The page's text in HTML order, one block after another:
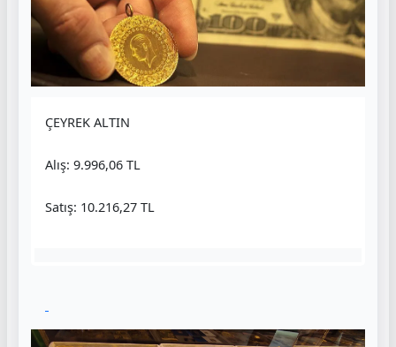
ÇEYREK ALTIN
Alış: 9.996,06 TL
Satış: 10.216,27 TL